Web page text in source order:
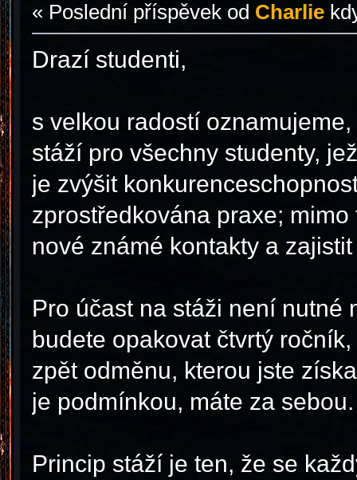
« Poslední příspěvek od Charlie
Drazí studenti,
s velkou radostí
stáží pro všechny studenty,
je zvýšit
zprostředkována praxe;
nové známé kontakty a
Pro účast na stáži není nutné
budete opakovat čtvrtý
zpět odměnu, kterou jste
je podmínkou, máte za sebou.
Princip stáží je ten, že se